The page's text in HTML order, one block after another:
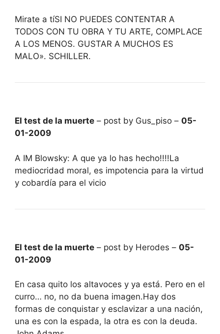
Mirate a tíSI NO PUEDES CONTENTAR A
TODOS CON TU OBRA Y TU ARTE, COMPLACE
A LOS MENOS. GUSTAR A MUCHOS ES
MALO». SCHILLER.
El test de la muerte – post by Gus_piso – 05-
01-2009
A IM Blowsky: A que ya lo has hecho!!!!La
mediocridad moral, es impotencia para la virtud
y cobardía para el vicio
El test de la muerte – post by Herodes – 05-
01-2009
En casa quito los altavoces y ya está. Pero en el
curro… no, no da buena imagen.Hay dos
formas de conquistar y esclavizar a una nación,
una es con la espada, la otra es con la deuda.